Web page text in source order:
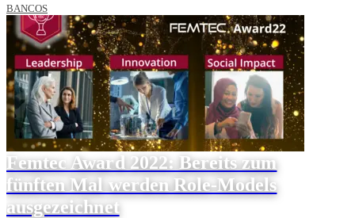
BANCOS
Femtec Award 2022: Bereits zum
fünften Mal werden Role-Models
ausgezeichnet